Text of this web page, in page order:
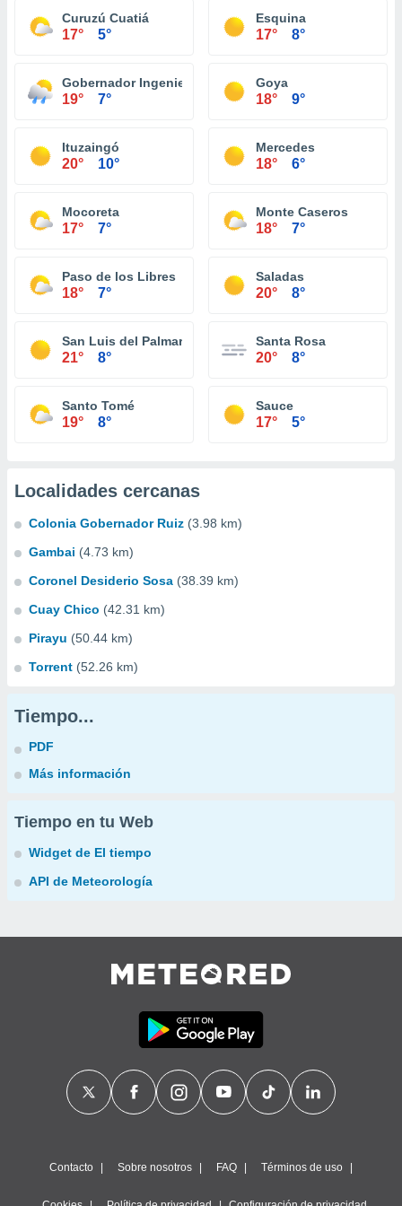
Curuzú Cuatiá
17° 5°
Esquina
17° 8°
Gobernador Ingeniero Valentin Virasoro
19° 7°
Goya
18° 9°
Ituzaingó
20° 10°
Mercedes
18° 6°
Mocoreta
17° 7°
Monte Caseros
18° 7°
Paso de los Libres
18° 7°
Saladas
20° 8°
San Luis del Palmar
21° 8°
Santa Rosa
20° 8°
Santo Tomé
19° 8°
Sauce
17° 5°
Localidades cercanas
Colonia Gobernador Ruiz (3.98 km)
Gambai (4.73 km)
Coronel Desiderio Sosa (38.39 km)
Cuay Chico (42.31 km)
Pirayu (50.44 km)
Torrent (52.26 km)
Tiempo...
PDF
Más información
Tiempo en tu Web
Widget de El tiempo
API de Meteorología
Contacto Sobre nosotros FAQ Términos de uso